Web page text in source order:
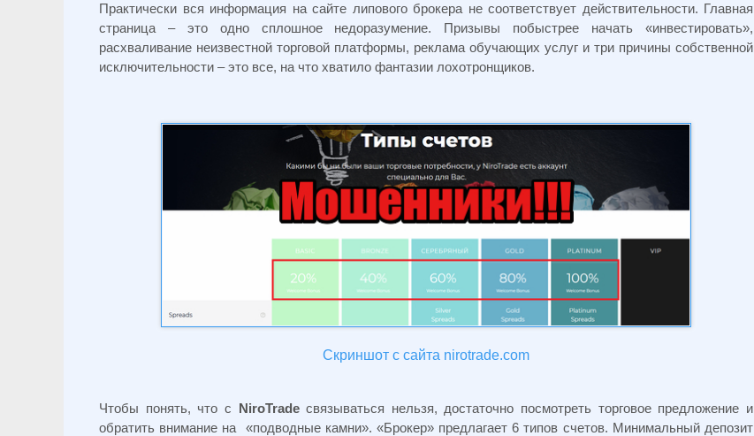
Практически вся информация на сайте липового брокера не соответствует действительности. Главная
страница – это одно сплошное недоразумение. Призывы побыстрее начать «инвестировать»,
расхваливание неизвестной торговой платформы, реклама обучающих услуг и три причины собственной
исключительности – это все, на что хватило фантазии лохотронщиков.
Скриншот с сайта nirotrade.com
Чтобы понять, что с NiroTradeсвязываться нельзя, достаточно посмотреть торговое предложение и
обратить внимание на «подводные камни». «Брокер» предлагает 6 типов счетов. Минимальный депозит